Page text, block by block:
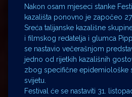
Nakon osam mjeseci stanke
kazališta ponovno je započeo
Sreća talijanske kazališne
i filmskog redatelja i glumca
se nastavio večerašnjom
jedno od rijetkih kazališnih
zbog specifične epidemiološke
svijetu.
Festival će se nastaviti 31.